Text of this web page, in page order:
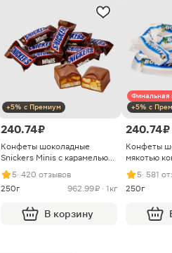
+5% с Премиум
240.74 ₽
Конфеты шоколадные
Snickers Minis с карамелью
арахисом и нугой
5· 420 отзывов
250г
962.99 ₽ · 1кг
В корзину
Финальная
+5% с
240.74 ₽
Конфеты
мякотью
5· 581
250г